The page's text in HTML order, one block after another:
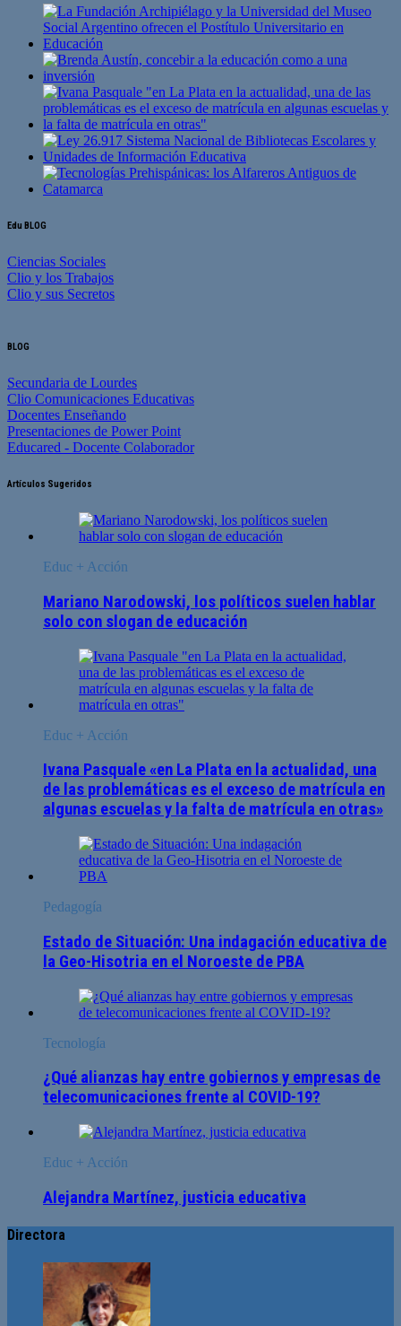
Edu BLOG
Ciencias Sociales
Clio y los Trabajos
Clio y sus Secretos
BLOG
Secundaria de Lourdes
Clio Comunicaciones Educativas
Docentes Enseñando
Presentaciones de Power Point
Educared - Docente Colaborador
Artículos Sugeridos
Educ + Acción
Mariano Narodowski, los políticos suelen hablar
solo con slogan de educación
Educ + Acción
Ivana Pasquale «en La Plata en la actualidad, una
de las problemáticas es el exceso de matrícula en
algunas escuelas y la falta de matrícula en otras»
Pedagogía
Estado de Situación: Una indagación educativa de
la Geo-Hisotria en el Noroeste de PBA
Tecnología
¿Qué alianzas hay entre gobiernos y empresas de
telecomunicaciones frente al COVID-19?
Educ + Acción
Alejandra Martínez, justicia educativa
Directora